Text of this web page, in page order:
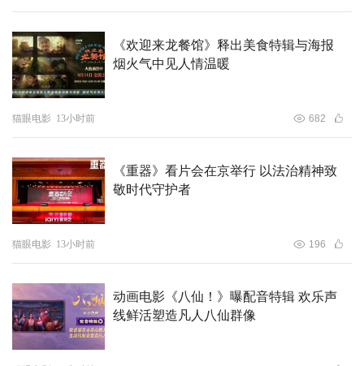
《欢迎来龙餐馆》释出美食特辑与海报
烟火气中见人情温暖
猫眼电影 13小时前 682
《重器》看片会在京举行 以法治精神致
敬时代守护者
猫眼电影 13小时前 196
动画电影《八仙！》曝配音特辑 欢乐声
线鲜活塑造凡人八仙群像